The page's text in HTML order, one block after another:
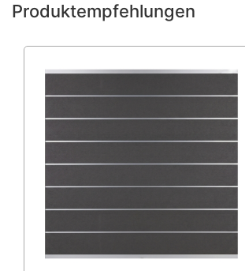
Produktempfehlungen